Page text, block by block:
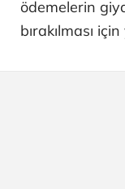
ödemelerin
bırakılması